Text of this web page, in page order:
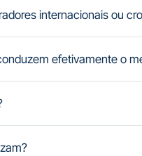
internacionais ou
efetivamente o